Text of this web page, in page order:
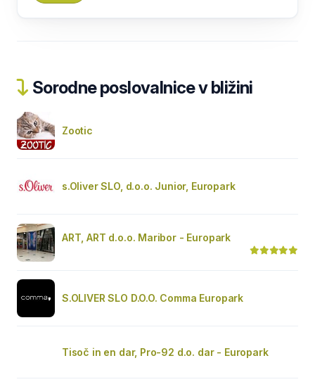
Sorodne poslovalnice v bližini
Zootic
s.Oliver SLO, d.o.o. Junior, Europark
ART, ART d.o.o. Maribor - Europark
S.OLIVER SLO D.O.O. Comma Europark
Tisoč in en dar, Pro-92 d.o. dar - Europark